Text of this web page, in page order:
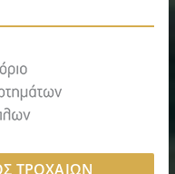
ΤΡΟΧΑΙΩΝ